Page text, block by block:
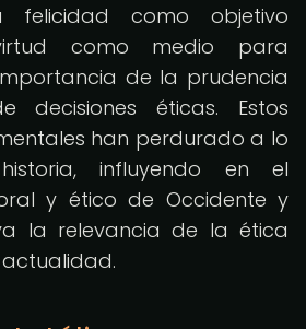
como objetivo
como medio para
de la prudencia
éticas. Estos
han perdurado a lo
influyendo en el
y ético de Occidente y
la relevancia de la ética